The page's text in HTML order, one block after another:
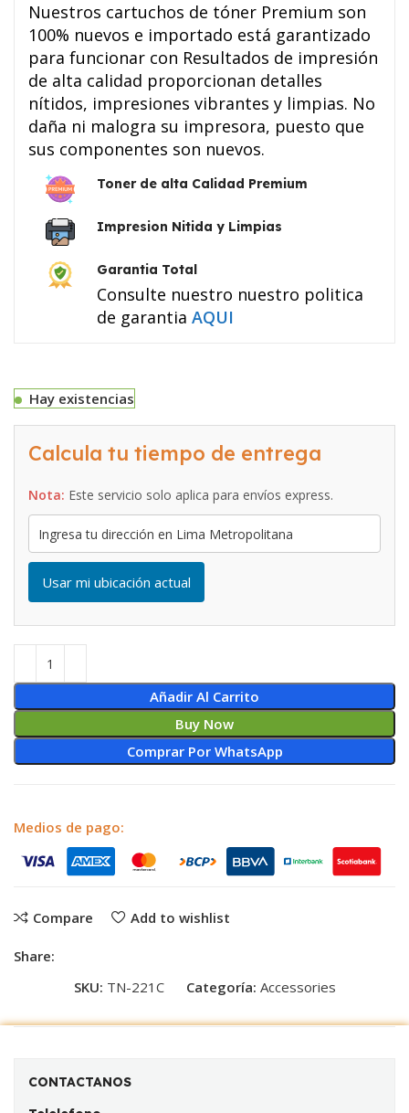
Nuestros cartuchos de tóner Premium son
100% nuevos e importado está garantizado
para funcionar con Resultados de impresión
de alta calidad proporcionan detalles
nítidos, impresiones vibrantes y limpias. No
daña ni malogra su impresora, puesto que
sus componentes son nuevos.
Toner de alta Calidad Premium
Impresion Nitida y Limpias
Garantia Total
Consulte nuestro nuestro politica
de garantia AQUI
Hay existencias
Calcula tu tiempo de entrega
Nota: Este servicio solo aplica para envíos express.
Usar mi ubicación actual
Añadir Al Carrito
Buy Now
Comprar Por WhatsApp
Medios de pago:
Compare Add to wishlist
Share:
SKU: TN-221C Categoría: Accessories
CONTACTANOS